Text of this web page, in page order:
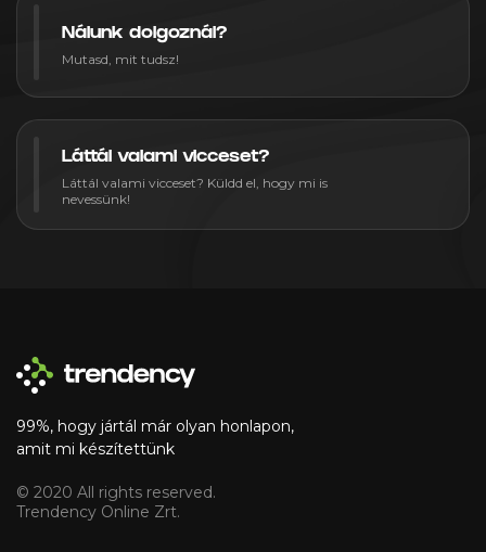
Nálunk dolgoznál?
Mutasd, mit tudsz!
Láttál valami vicceset?
Láttál valami vicceset? Küldd el, hogy mi is
nevessünk!
99%, hogy jártál már olyan honlapon,
amit mi készítettünk
© 2020 All rights reserved.
Trendency Online Zrt.